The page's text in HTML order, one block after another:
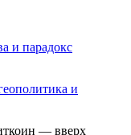
и парадокс
и